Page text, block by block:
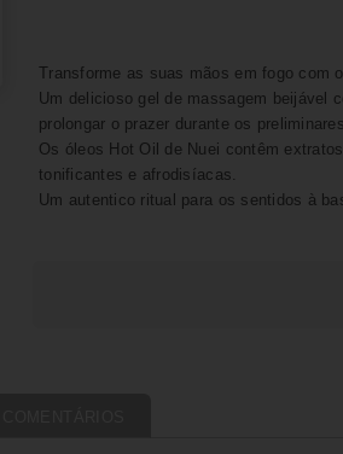
Transforme as suas mãos em fogo com
Um delicioso gel de massagem beijável
prolongar o prazer durante os
Os óleos Hot Oil de Nuei contêm
tonificantes e afrodisíacas.
Um autentico ritual para os sentidos à